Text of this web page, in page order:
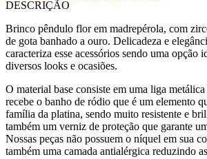
DESCRIÇÃO
Brinco pêndulo flor em madrepérola, com
de gota banhado a ouro. Delicadeza e
caracteriza esse acessórios sendo uma opção
diversos looks e ocasiões.
O material base consiste em uma liga
recebe o banho de ródio que é um elemento
família da platina, sendo muito resistente e
também um verniz de proteção que garante
Nossas peças não possuem o níquel em sua
também uma camada antialérgica reduzindo